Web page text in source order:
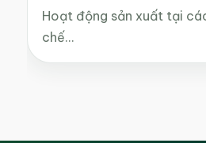
Hoạt động sản xuất tại
chế…